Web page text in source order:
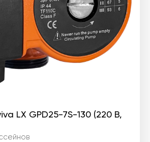
LX GPD25-7S-130 (220 В,